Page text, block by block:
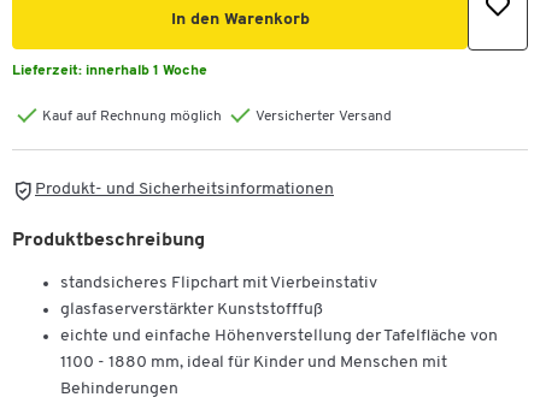
In den Warenkorb
Lieferzeit: innerhalb 1 Woche
Kauf auf Rechnung möglich Versicherter Versand
Produkt- und Sicherheitsinformationen
Produktbeschreibung
standsicheres Flipchart mit Vierbeinstativ
glasfaserverstärkter Kunststofffuß
eichte und einfache Höhenverstellung der Tafelfläche von
1100 - 1880 mm, ideal für Kinder und Menschen mit
Behinderungen